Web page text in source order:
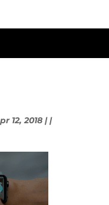
12, 2018 | |